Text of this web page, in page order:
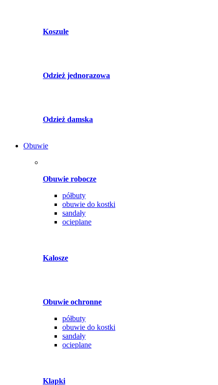
Koszule
Odzież jednorazowa
Odzież damska
Obuwie
Obuwie robocze
półbuty
obuwie do kostki
sandały
ocieplane
Kalosze
Obuwie ochronne
półbuty
obuwie do kostki
sandały
ocieplane
Klapki